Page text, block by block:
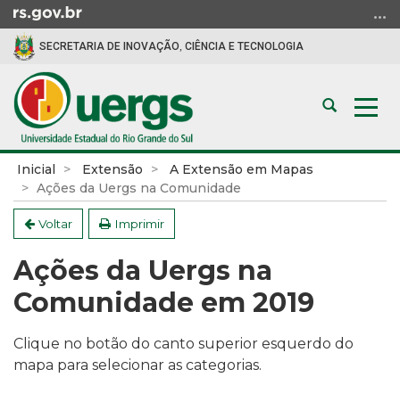
para
conteúdo
para
menu
para
busca
SECRETARIA DE INOVAÇÃO, CIÊNCIA E TECNOLOGIA
Abrir
busca
Início
conteúdo
Inicial Extensão
A Extensão em Mapas
Ações da Uergs na Comunidade
Voltar Imprimir
Ações da Uergs na
Comunidade em 2019
Clique no botão do canto superior esquerdo do
mapa para selecionar as categorias.